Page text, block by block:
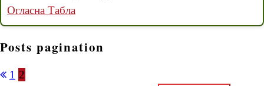
Огласна Табла
Posts pagination
1 2